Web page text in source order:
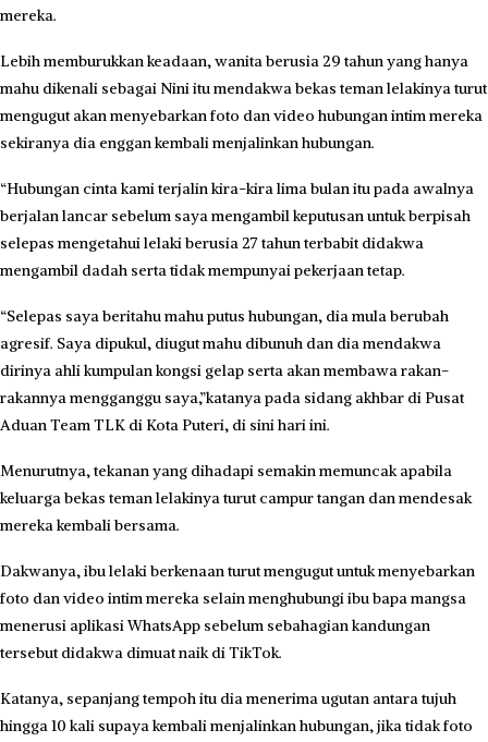
mereka.
Lebih memburukkan keadaan, wanita berusia 29 tahun yang hanya
mahu dikenali sebagai Nini itu mendakwa bekas teman lelakinya turut
mengugut akan menyebarkan foto dan video hubungan intim mereka
sekiranya dia enggan kembali menjalinkan hubungan.
“Hubungan cinta kami terjalin kira-kira lima bulan itu pada awalnya
berjalan lancar sebelum saya mengambil keputusan untuk berpisah
selepas mengetahui lelaki berusia 27 tahun terbabit didakwa
mengambil dadah serta tidak mempunyai pekerjaan tetap.
“Selepas saya beritahu mahu putus hubungan, dia mula berubah
agresif. Saya dipukul, diugut mahu dibunuh dan dia mendakwa
dirinya ahli kumpulan kongsi gelap serta akan membawa rakan-
rakannya mengganggu saya,”katanya pada sidang akhbar di Pusat
Aduan Team TLK di Kota Puteri, di sini hari ini.
Menurutnya, tekanan yang dihadapi semakin memuncak apabila
keluarga bekas teman lelakinya turut campur tangan dan mendesak
mereka kembali bersama.
Dakwanya, ibu lelaki berkenaan turut mengugut untuk menyebarkan
foto dan video intim mereka selain menghubungi ibu bapa mangsa
menerusi aplikasi WhatsApp sebelum sebahagian kandungan
tersebut didakwa dimuat naik di TikTok.
Katanya, sepanjang tempoh itu dia menerima ugutan antara tujuh
hingga 10 kali supaya kembali menjalinkan hubungan, jika tidak foto